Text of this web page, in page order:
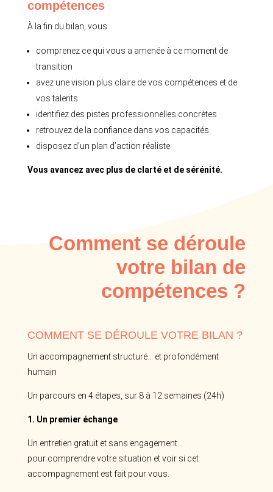
compétences
À la fin du bilan, vous :
comprenez ce qui vous a amenée à ce moment de
transition
avez une vision plus claire de vos compétences et de
vos talents
identifiez des pistes professionnelles concrètes
retrouvez de la confiance dans vos capacités
disposez d’un plan d’action réaliste
Vous avancez avec plus de clarté et de sérénité.
Comment se déroule
votre bilan de
compétences ?
COMMENT SE DÉROULE VOTRE BILAN ?
Un accompagnement structuré… et profondément
humain
Un parcours en 4 étapes, sur 8 à 12 semaines (24h)
1. Un premier échange
Un entretien gratuit et sans engagement
pour comprendre votre situation et voir si cet
accompagnement est fait pour vous.